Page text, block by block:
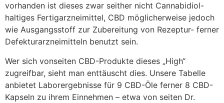
vorhanden ist dieses zwar seither nicht Cannabidiol-
haltiges Fertigarzneimittel, CBD möglicherweise jedoch
wie Ausgangsstoff zur Zubereitung von Rezeptur- ferner
Defekturarzneimitteln benutzt sein.
Wer sich vonseiten CBD-Produkte dieses „High“
zugreifbar, sieht man enttäuscht dies. Unsere Tabelle
anbietet Labor­ergeb­nisse für 9 CBD-Öle ferner 8 CBD-
Kapseln zu ihrem Einnehmen – etwa von seiten Dr.